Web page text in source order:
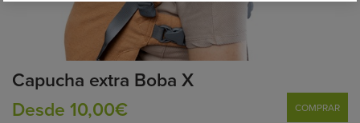
Capucha extra Boba X
Desde 10,00€
COMPRAR